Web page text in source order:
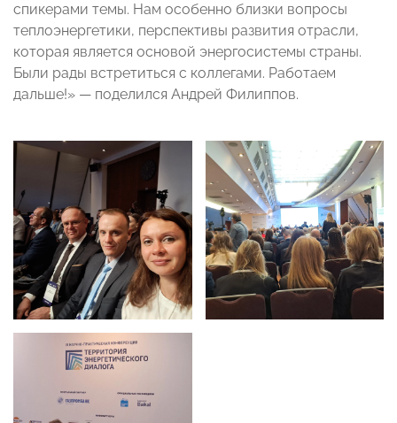
спикерами темы. Нам особенно близки вопросы
теплоэнергетики, перспективы развития отрасли,
которая является основой энергосистемы страны.
Были рады встретиться с коллегами. Работаем
дальше!» — поделился Андрей Филиппов.